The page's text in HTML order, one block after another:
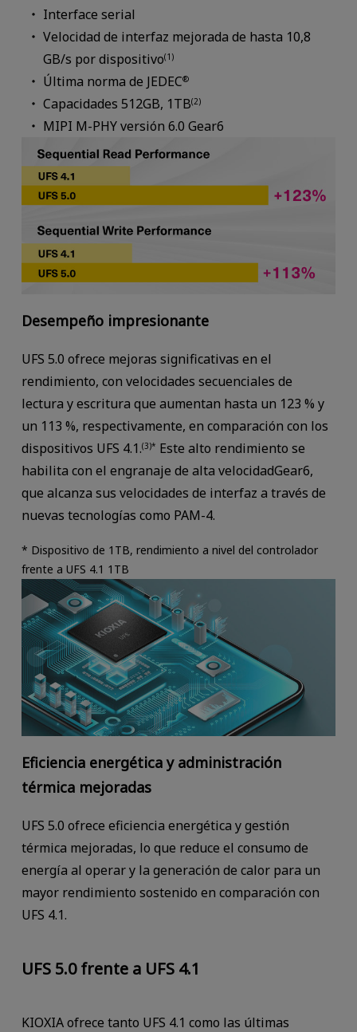
Interface serial
Velocidad de interfaz mejorada de hasta 10,8
GB/s por dispositivo(1)
Última norma de JEDEC®
Capacidades 512GB, 1TB(2)
MIPI M-PHY versión 6.0 Gear6
Desempeño impresionante
UFS 5.0 ofrece mejoras significativas en el
rendimiento, con velocidades secuenciales de
lectura y escritura que aumentan hasta un 123 % y
un 113 %, respectivamente, en comparación con los
dispositivos UFS 4.1.(3)* Este alto rendimiento se
habilita con el engranaje de alta velocidadGear6,
que alcanza sus velocidades de interfaz a través de
nuevas tecnologías como PAM-4.
* Dispositivo de 1TB, rendimiento a nivel del controlador
frente a UFS 4.1 1TB
Eficiencia energética y administración
térmica mejoradas
UFS 5.0 ofrece eficiencia energética y gestión
térmica mejoradas, lo que reduce el consumo de
energía al operar y la generación de calor para un
mayor rendimiento sostenido en comparación con
UFS 4.1.
UFS 5.0 frente a UFS 4.1
KIOXIA ofrece tanto UFS 4.1 como las últimas